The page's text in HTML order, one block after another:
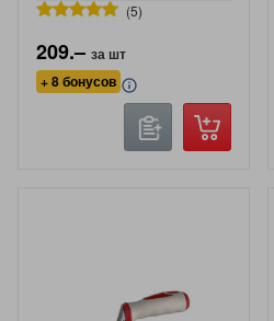
5
209.– за шт
+ 8 бонусов